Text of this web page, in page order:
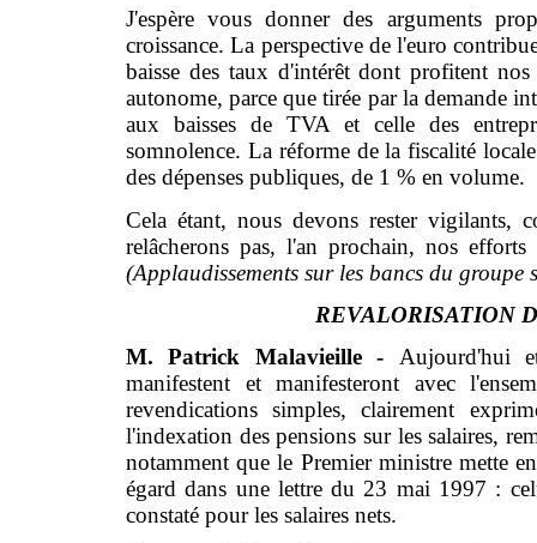
J'espère vous donner des arguments
croissance. La perspective de l'euro
baisse des taux d'intérêt dont profitent
autonome, parce que tirée par la demande
aux baisses de TVA et celle des
somnolence. La réforme de la fiscalité
des dépenses publiques, de 1 % en volume.
Cela étant, nous devons rester vigilants,
relâcherons pas, l'an prochain, nos
(Applaudissements sur les bancs du groupe
REVALORISATION
M. Patrick Malavieille - Aujourd'hui
manifestent et manifesteront avec
revendications simples, clairement
l'indexation des pensions sur les salaires,
notamment que le Premier ministre mette
égard dans une lettre du 23 mai 1997 :
constaté pour les salaires nets.